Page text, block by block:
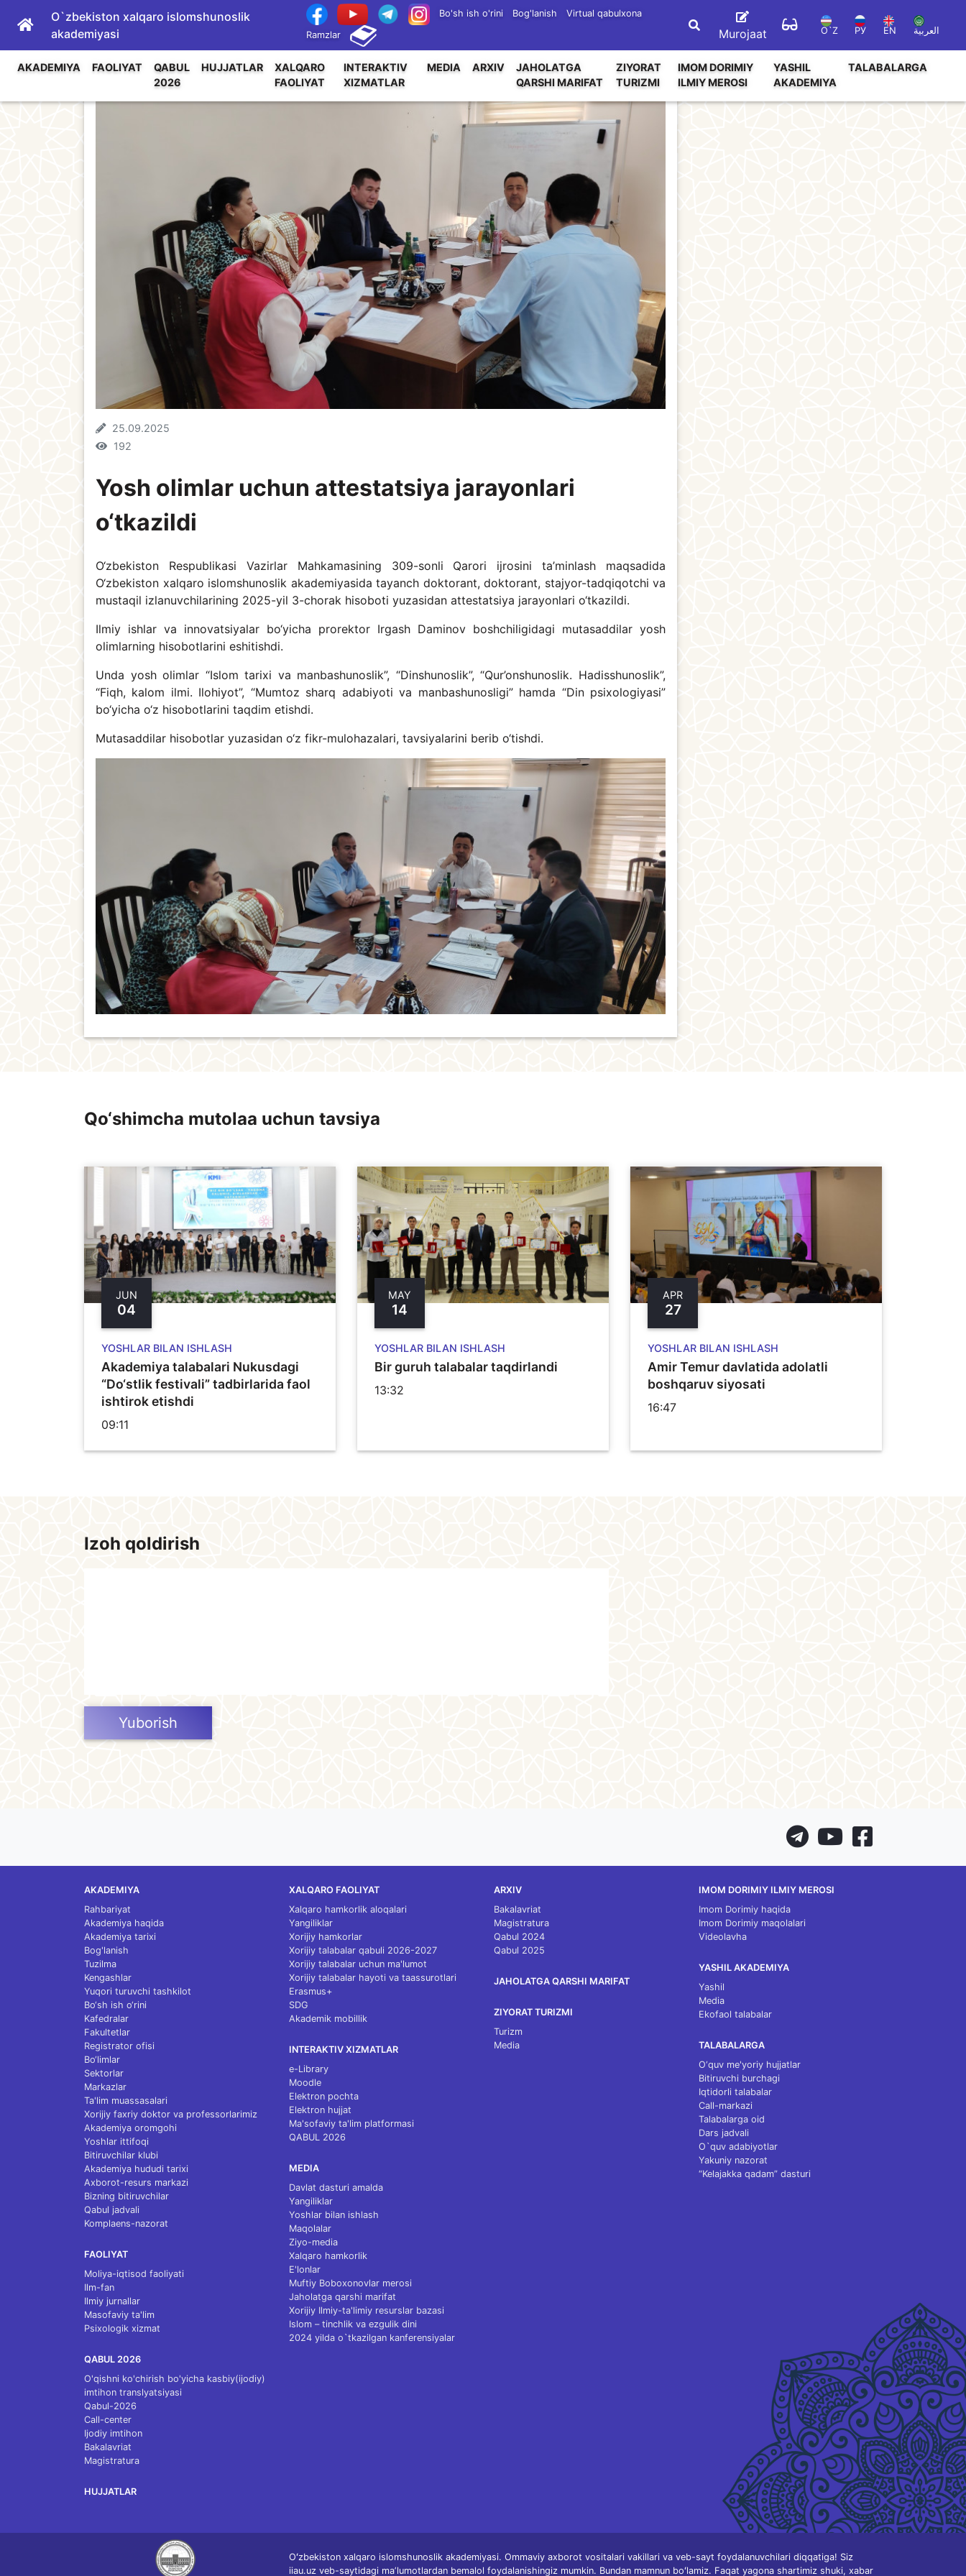
O`zbekiston xalqaro islomshunoslik
akademiyasi
Bo'sh ish o'rini Bog'lanish
Virtual qabulxona
Ramzlar
Murojaat O`Z РУ EN العربية
AKADEMIYA FAOLIYAT
QABUL
2026
HUJJATLAR
XALQARO
FAOLIYAT
INTERAKTIV
XIZMATLAR
MEDIA ARXIV
JAHOLATGA
QARSHI MARIFAT
ZIYORAT
TURIZMI
IMOM DORIMIY
ILMIY MEROSI
YASHIL
AKADEMIYA
TALABALARGA
25.09.2025
192
Yosh olimlar uchun attestatsiya jarayonlari
o‘tkazildi
O‘zbekiston Respublikasi Vazirlar Mahkamasining 309-sonli Qarori ijrosini ta’minlash maqsadida
O‘zbekiston xalqaro islomshunoslik akademiyasida tayanch doktorant, doktorant, stajyor-tadqiqotchi va
mustaqil izlanuvchilarining 2025-yil 3-chorak hisoboti yuzasidan attestatsiya jarayonlari o‘tkazildi.
Ilmiy ishlar va innovatsiyalar bo‘yicha prorektor Irgash Daminov boshchiligidagi mutasaddilar yosh
olimlarning hisobotlarini eshitishdi.
Unda yosh olimlar “Islom tarixi va manbashunoslik”, “Dinshunoslik”, “Qur’onshunoslik. Hadisshunoslik”,
“Fiqh, kalom ilmi. Ilohiyot”, “Mumtoz sharq adabiyoti va manbashunosligi” hamda “Din psixologiyasi”
bo‘yicha o‘z hisobotlarini taqdim etishdi.
Mutasaddilar hisobotlar yuzasidan o‘z fikr-mulohazalari, tavsiyalarini berib o‘tishdi.
Qo‘shimcha mutolaa uchun tavsiya
JUN
04
YOSHLAR BILAN ISHLASH
Akademiya talabalari Nukusdagi
“Do‘stlik festivali” tadbirlarida faol
ishtirok etishdi
09:11
MAY
14
YOSHLAR BILAN ISHLASH
Bir guruh talabalar taqdirlandi
13:32
APR
27
YOSHLAR BILAN ISHLASH
Amir Temur davlatida adolatli
boshqaruv siyosati
16:47
Izoh qoldirish
Yuborish
AKADEMIYA
Rahbariyat
Akademiya haqida
Akademiya tarixi
Bog'lanish
Tuzilma
Kengashlar
Yuqori turuvchi tashkilot
Bo‘sh ish o‘rini
Kafedralar
Fakultetlar
Registrator ofisi
Bo‘limlar
Sektorlar
Markazlar
Ta'lim muassasalari
Xorijiy faxriy doktor va professorlarimiz
Akademiya oromgohi
Yoshlar ittifoqi
Bitiruvchilar klubi
Akademiya hududi tarixi
Axborot-resurs markazi
Bizning bitiruvchilar
Qabul jadvali
Komplaens-nazorat
FAOLIYAT
Moliya-iqtisod faoliyati
Ilm-fan
Ilmiy jurnallar
Masofaviy ta'lim
Psixologik xizmat
QABUL 2026
O'qishni ko'chirish bo'yicha kasbiy(ijodiy)
imtihon translyatsiyasi
Qabul-2026
Call-center
Ijodiy imtihon
Bakalavriat
Magistratura
HUJJATLAR
XALQARO FAOLIYAT
Xalqaro hamkorlik aloqalari
Yangiliklar
Xorijiy hamkorlar
Xorijiy talabalar qabuli 2026-2027
Xorijiy talabalar uchun ma'lumot
Xorijiy talabalar hayoti va taassurotlari
Erasmus+
SDG
Akademik mobillik
INTERAKTIV XIZMATLAR
e-Library
Moodle
Elektron pochta
Elektron hujjat
Ma'sofaviy ta'lim platformasi
QABUL 2026
MEDIA
Davlat dasturi amalda
Yangiliklar
Yoshlar bilan ishlash
Maqolalar
Ziyo-media
Xalqaro hamkorlik
E'lonlar
Muftiy Boboxonovlar merosi
Jaholatga qarshi marifat
Xorijiy Ilmiy-ta'limiy resurslar bazasi
Islom – tinchlik va ezgulik dini
2024 yilda o`tkazilgan kanferensiyalar
ARXIV
Bakalavriat
Magistratura
Qabul 2024
Qabul 2025
JAHOLATGA QARSHI MARIFAT
ZIYORAT TURIZMI
Turizm
Media
IMOM DORIMIY ILMIY MEROSI
Imom Dorimiy haqida
Imom Dorimiy maqolalari
Videolavha
YASHIL AKADEMIYA
Yashil
Media
Ekofaol talabalar
TALABALARGA
O‘quv me'yoriy hujjatlar
Bitiruvchi burchagi
Iqtidorli talabalar
Call-markazi
Talabalarga oid
Dars jadvali
O`quv adabiyotlar
Yakuniy nazorat
“Kelajakka qadam” dasturi
Oʻzbekiston xalqaro islomshunoslik akademiyasi. Ommaviy axborot vositalari vakillari va veb-sayt foydalanuvchilari diqqatiga! Siz
iiau.uz veb-saytidagi maʼlumotlardan bemalol foydalanishingiz mumkin. Bundan mamnun boʻlamiz. Faqat yagona shartimiz shuki, xabar